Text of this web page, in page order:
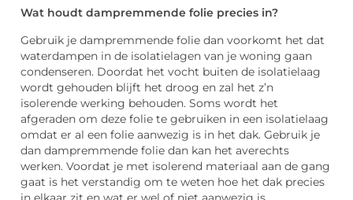
Wat houdt dampremmende folie precies in?
Gebruik je dampremmende folie dan voorkomt het dat
waterdampen in de isolatielagen van je woning gaan
condenseren. Doordat het vocht buiten de isolatielaag
wordt gehouden blijft het droog en zal het z’n
isolerende werking behouden. Soms wordt het
afgeraden om deze folie te gebruiken in een isolatielaag
omdat er al een folie aanwezig is in het dak. Gebruik je
dan dampremmende folie dan kan het averechts
werken. Voordat je met isolerend materiaal aan de gang
gaat is het verstandig om te weten hoe het dak precies
in elkaar zit en wat er wel of niet aanwezig is.